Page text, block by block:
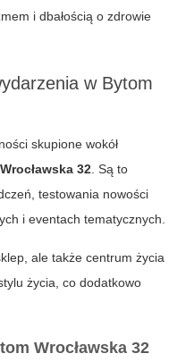
i dbałością o zdrowie
w Bytom
skupione wokół
32 . Są to
testowania nowości
i eventach tematycznych.
ale także centrum życia
życia, co dodatkowo
Wrocławska 32